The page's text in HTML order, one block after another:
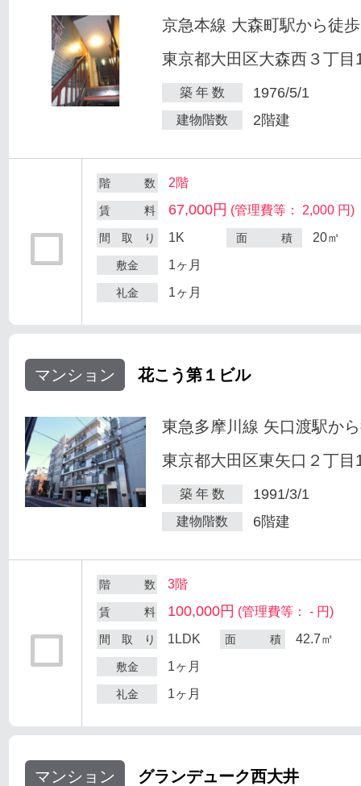
京急本線 大森町駅から徒
東京都大田区大森西３丁目
築 年 数 1976/5/1
建物階数 2階建
階 数 2階
賃 料 67,000円 (管理費等： 2,000 円)
間 取 り 1K 面 積 20㎡
敷金 1ヶ月
礼金 1ヶ月
マンション 花こう第１ビル
東急多摩川線 矢口渡駅か
東京都大田区東矢口２丁目
築 年 数 1991/3/1
建物階数 6階建
階 数 3階
賃 料 100,000円 (管理費等： - 円)
間 取 り 1LDK 面 積 42.7㎡
敷金 1ヶ月
礼金 1ヶ月
マンション グランデューク西大井